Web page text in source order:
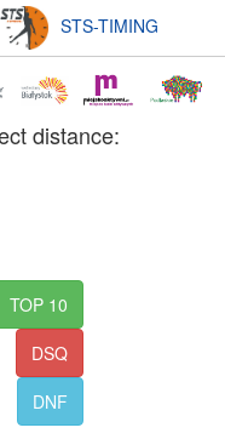
STS-TIMING
distance:
TOP 10
DSQ
DNF